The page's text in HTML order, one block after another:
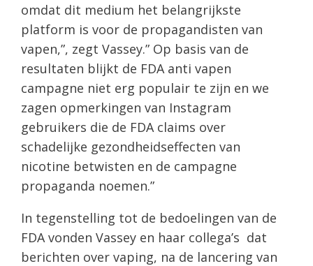
omdat dit medium het belangrijkste
platform is voor de propagandisten van
vapen,”, zegt Vassey.” Op basis van de
resultaten blijkt de FDA anti vapen
campagne niet erg populair te zijn en we
zagen opmerkingen van Instagram
gebruikers die de FDA claims over
schadelijke gezondheidseffecten van
nicotine betwisten en de campagne
propaganda noemen.”
In tegenstelling tot de bedoelingen van de
FDA vonden Vassey en haar collega’s dat
berichten over vaping, na de lancering van